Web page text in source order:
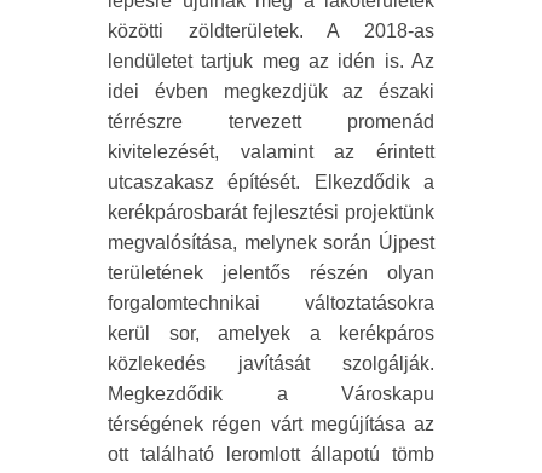
közötti zöldterületek. A 2018-as
lendületet tartjuk meg az idén is. Az
idei évben megkezdjük az északi
térrészre tervezett promenád
kivitelezését, valamint az érintett
utcaszakasz építését. Elkezdődik a
kerékpárosbarát fejlesztési projektünk
megvalósítása, melynek során Újpest
területének jelentős részén olyan
forgalomtechnikai változtatásokra
kerül sor, amelyek a kerékpáros
közlekedés javítását szolgálják.
Megkezdődik a Városkapu
térségének régen várt megújítása az
ott található leromlott állapotú tömb